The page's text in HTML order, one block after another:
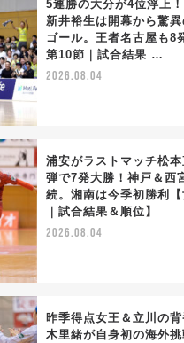
5連勝の大分が4位浮上
新井裕生は開幕から驚
ゴール。王者名古屋も8
第10節｜試合結果 …
2026.08.04
浦安がラストマッチ松本
弾で7発大勝！神戸＆西
続。湘南は今季初勝利
｜試合結果＆順位】
2026.08.04
昨季得点女王＆立川の
木里緒が自身初の海外